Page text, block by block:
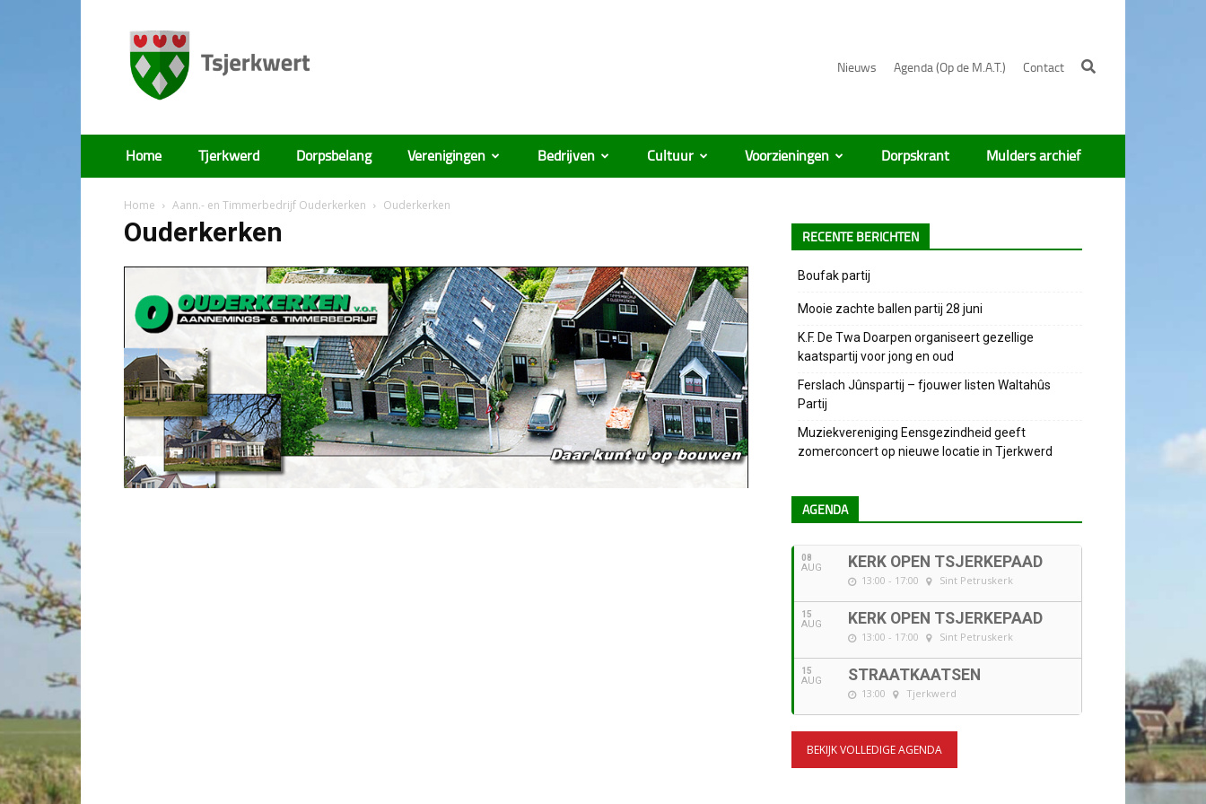
Nieuws Agenda (Op de M.A.T.) Contact
Tsjerkwert
Home Tjerkwerd Dorpsbelang Verenigingen Bedrijven Cultuur Voorzieningen Dorpskrant Mulders archief
Home Aann.- en Timmerbedrijf Ouderkerken Ouderkerken
Ouderkerken RECENTE BERICHTEN
Boufak partij
Mooie zachte ballen partij 28 juni
K.F. De Twa Doarpen organiseert gezellige
kaatspartij voor jong en oud
Ferslach Jûnspartij – fjouwer listen Waltahûs
Partij
Muziekvereniging Eensgezindheid geeft
zomerconcert op nieuwe locatie in Tjerkwerd
AGENDA
08
AUG KERK OPEN TSJERKEPAAD
13:00 - 17:00 Sint Petruskerk
15
AUG KERK OPEN TSJERKEPAAD
13:00 - 17:00 Sint Petruskerk
15
AUG STRAATKAATSEN
13:00 Tjerkwerd
BEKIJK VOLLEDIGE AGENDA